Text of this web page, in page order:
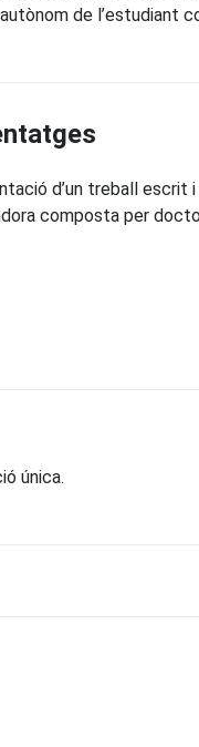
de
d’un treball
composta per
única.